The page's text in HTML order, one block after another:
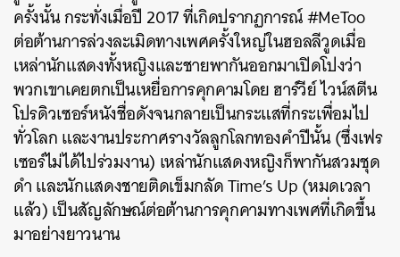
ครั้งนั้น กระทั่งเมื่อปี 2017 ที่เกิดปรากฏการณ์ #MeToo
ต่อต้านการล่วงละเมิดทางเพศครั้งใหญ่ในฮอลลีวูดเมื่อ
เหล่านักแสดงทั้งหญิงและชายพากันออกมาเปิดโปงว่า
พวกเขาเคยตกเป็นเหยื่อการคุกคามโดย ฮาร์วีย์ ไวน์สตีน
โปรดิวเซอร์หนังชื่อดังจนกลายเป็นกระแสที่กระเพื่อมไป
ทั่วโลก และงานประกาศรางวัลลูกโลกทองคำปีนั้น (ซึ่งเฟร
เซอร์ไม่ได้ไปร่วมงาน) เหล่านักแสดงหญิงก็พากันสวมชุด
ดำ และนักแสดงชายติดเข็มกลัด Time’s Up (หมดเวลา
แล้ว) เป็นสัญลักษณ์ต่อต้านการคุกคามทางเพศที่เกิดขึ้น
มาอย่างยาวนาน